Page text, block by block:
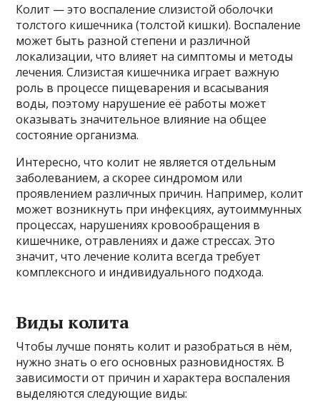
Колит — это воспаление слизистой оболочки
толстого кишечника (толстой кишки). Воспаление
может быть разной степени и различной
локализации, что влияет на симптомы и методы
лечения. Слизистая кишечника играет важную
роль в процессе пищеварения и всасывания
воды, поэтому нарушение её работы может
оказывать значительное влияние на общее
состояние организма.
Интересно, что колит не является отдельным
заболеванием, а скорее синдромом или
проявлением различных причин. Например, колит
может возникнуть при инфекциях, аутоиммунных
процессах, нарушениях кровообращения в
кишечнике, отравлениях и даже стрессах. Это
значит, что лечение колита всегда требует
комплексного и индивидуального подхода.
Виды колита
Чтобы лучше понять колит и разобраться в нём,
нужно знать о его основных разновидностях. В
зависимости от причин и характера воспаления
выделяются следующие виды: